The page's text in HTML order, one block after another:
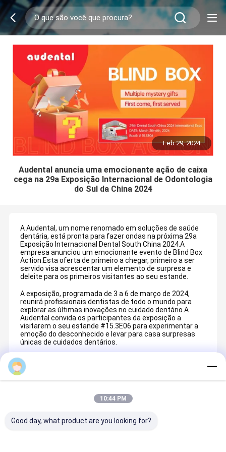
Feb 29, 2024
Audental anuncia uma emocionante ação de caixa
cega na 29a Exposição Internacional de Odontologia
do Sul da China 2024
A Audental, um nome renomado em soluções de saúde
dentária, está pronta para fazer ondas na próxima 29a
Exposição Internacional Dental South China 2024.A
empresa anunciou um emocionante evento de Blind Box
Action.Esta oferta de primeiro a chegar, primeiro a ser
servido visa acrescentar um elemento de surpresa e
deleite para os primeiros visitantes ao seu estande.
A exposição, programada de 3 a 6 de março de 2024,
reunirá profissionais dentistas de todo o mundo para
explorar as últimas inovações no cuidado dentário.A
Audental convida os participantes da exposição a
visitarem o seu estande #15.3E06 para experimentar a
emoção do desconhecido e levar para casa surpresas
únicas de cuidados dentários.
Recommended Products
10:44 PM
Good day, what product are you looking for?